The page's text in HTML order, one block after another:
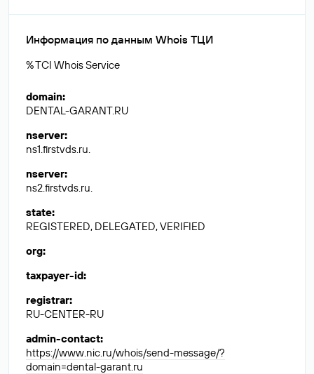
Информация по данным Whois ТЦИ
% TCI Whois Service
domain:
DENTAL-GARANT.RU
nserver:
ns1.firstvds.ru.
nserver:
ns2.firstvds.ru.
state:
REGISTERED, DELEGATED, VERIFIED
org:
taxpayer-id:
registrar:
RU-CENTER-RU
admin-contact:
https://www.nic.ru/whois/send-message/?
domain=dental-garant.ru